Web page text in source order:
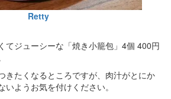
Retty
てジューシーな「焼き小籠包」4個 400円
きたくなるところですが、肉汁がとにか
いようお気を付けください。